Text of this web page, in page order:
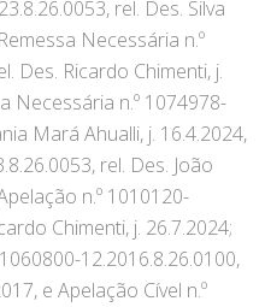
rel. Des. Silva
Necessária n.º
Des. Ricardo Chimenti, j.
Necessária n.º 1074978-
Mará Ahualli, j. 16.4.2024,
rel. Des. João
n.º 1010120-
Chimenti, j. 26.7.2024;
12.2016.8.26.0100,
e Apelação Cível n.º